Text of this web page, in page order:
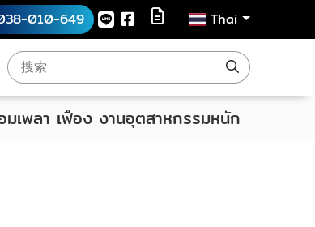
010-649
Thai
เพลา เฟือง งานอุตสาหกรรมหนัก